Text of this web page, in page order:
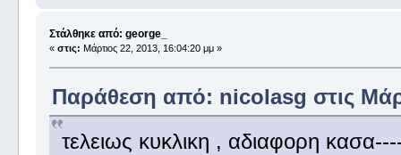
Στάλθηκε από: george_
« στις: Μάρτιος 22, 2013, 16:04:20 μμ »
Παράθεση από: nicolasg στις
τελειως κυκλικη , αδιαφορη